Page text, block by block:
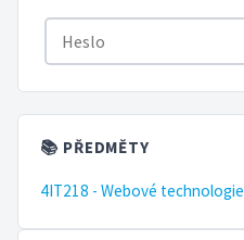
📚 PŘEDMĚTY
4IT218 - Webové technologie